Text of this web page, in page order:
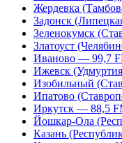
Жердевка
Задонск
Зеленокумск
Златоуст
Иваново — 99,7
Ижевск
Изобильный
Ипатово
Иркутск — 88,5
Йошкар-Ола
Казань